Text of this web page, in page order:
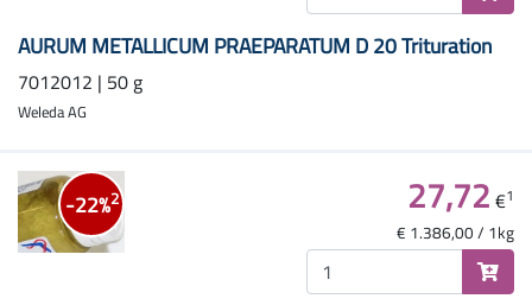
AURUM METALLICUM PRAEPARATUM D 20 Trituration
7012012 | 50 g
Weleda AG
-22%2 27,72€1
€ 1.386,00 / 1kg